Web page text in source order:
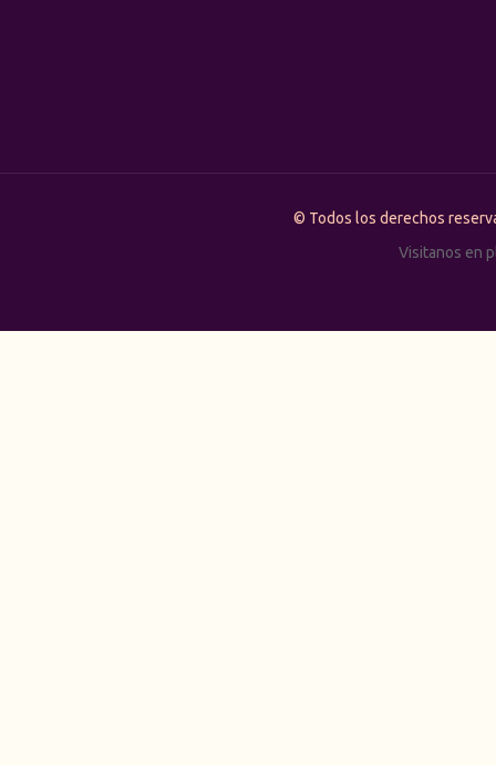
© Todos los derechos
Visitanos en